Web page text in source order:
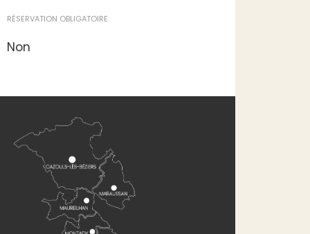
RÉSERVATION OBLIGATOIRE
Non